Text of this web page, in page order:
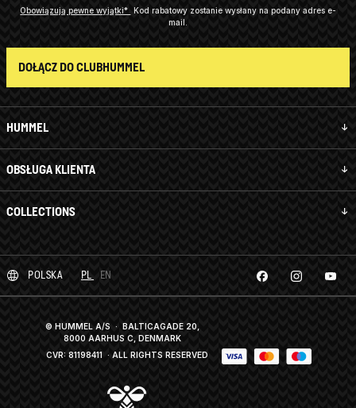
HUMMEL
OBSŁUGA KLIENTA
COLLECTIONS
Obowiązują pewne wyjątki*
Kod rabatowy zostanie wysłany na podany adres e-
mail.
DOŁĄCZ DO CLUBHUMMEL
POLSKA PL EN
© HUMMEL A/S · BALTICAGADE 20,
8000 AARHUS C, DENMARK
CVR: 81198411 · ALL RIGHTS RESERVED